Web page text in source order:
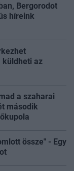
Bergorodot
híreink
küldheti az
a szaharai
második
össze" - Egy